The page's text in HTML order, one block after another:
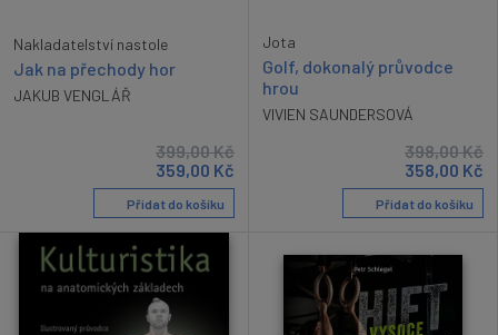
Nakladatelství nastole
Jak na přechody hor
JAKUB VENGLÁŘ
399,00Kč
359,00 Kč
Přidat do košíku
Jota
Golf, dokonalý průvodce
hrou
VIVIEN SAUNDERSOVÁ
398,00Kč
358,00 Kč
Přidat do košíku